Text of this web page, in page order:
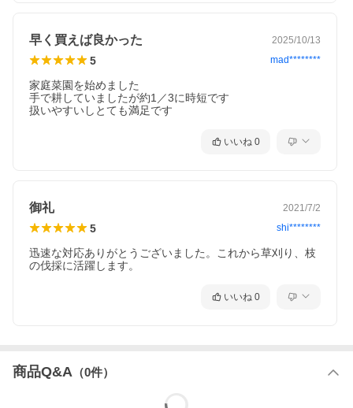
早く買えば良かった 2025/10/13
5 mad********
家庭菜園を始めました
手で耕していましたが約1／3に時短です
扱いやすいしとても満足です
いいね 0
御礼 2021/7/2
5 shi********
迅速な対応ありがとうございました。これから草刈り、枝
の伐採に活躍します。
いいね 0
商品Q&A （0件）